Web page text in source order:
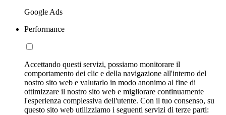
Google Ads
Performance
Accettando questi servizi, possiamo monitorare il
comportamento dei clic e della navigazione all'interno del
nostro sito web e valutarlo in modo anonimo al fine di
ottimizzare il nostro sito web e migliorare continuamente
l'esperienza complessiva dell'utente. Con il tuo consenso, su
questo sito web utilizziamo i seguenti servizi di terze parti: